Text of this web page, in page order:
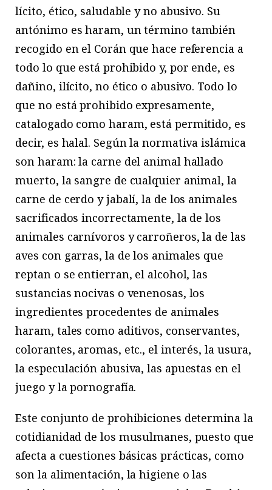
lícito, ético, saludable y no abusivo. Su
antónimo es haram, un término también
recogido en el Corán que hace referencia a
todo lo que está prohibido y, por ende, es
dañino, ilícito, no ético o abusivo. Todo lo
que no está prohibido expresamente,
catalogado como haram, está permitido, es
decir, es halal. Según la normativa islámica
son haram: la carne del animal hallado
muerto, la sangre de cualquier animal, la
carne de cerdo y jabalí, la de los animales
sacrificados incorrectamente, la de los
animales carnívoros y carroñeros, la de las
aves con garras, la de los animales que
reptan o se entierran, el alcohol, las
sustancias nocivas o venenosas, los
ingredientes procedentes de animales
haram, tales como aditivos, conservantes,
colorantes, aromas, etc., el interés, la usura,
la especulación abusiva, las apuestas en el
juego y la pornografía.
Este conjunto de prohibiciones determina la
cotidianidad de los musulmanes, puesto que
afecta a cuestiones básicas prácticas, como
son la alimentación, la higiene o las